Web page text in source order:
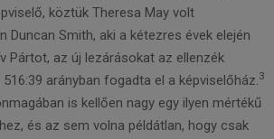
köztük Theresa May volt
Duncan Smith, aki a kétezres évek elején
Pártot, az új lezárásokat az ellenzék
arányban fogadta el a képviselőház.3
is kellően nagy egy ilyen mértékű
és az sem volna példátlan, hogy csak